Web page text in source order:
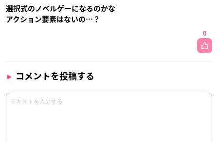
選択式のノベルゲーになるのかな
アクション要素はないの…？
0
コメントを投稿する